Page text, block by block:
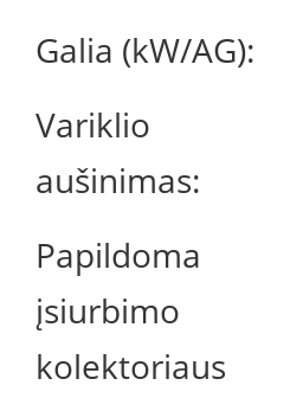
Galia (kW/AG):
Variklio
aušinimas:
Papildoma
įsiurbimo
kolektoriaus